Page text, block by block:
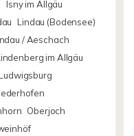
Isny im Allgäu
Lindau (Bodensee)
/ Aeschach
im Allgäu
Oberjoch